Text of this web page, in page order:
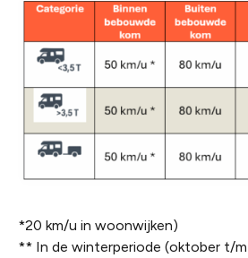
*20 km/u in woonwijken)
** In de winterperiode (oktober t/